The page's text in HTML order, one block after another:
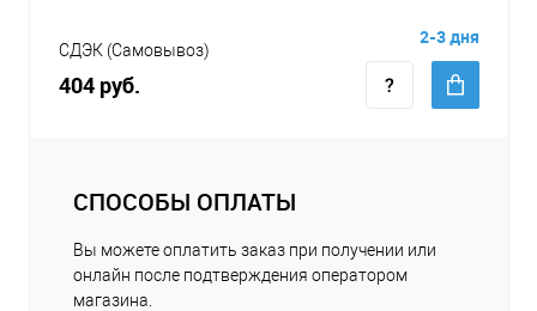
СДЭК (Самовывоз)
404 руб.
2-3 дня
СПОСОБЫ ОПЛАТЫ
Вы можете оплатить заказ при получении или
онлайн после подтверждения оператором
магазина.